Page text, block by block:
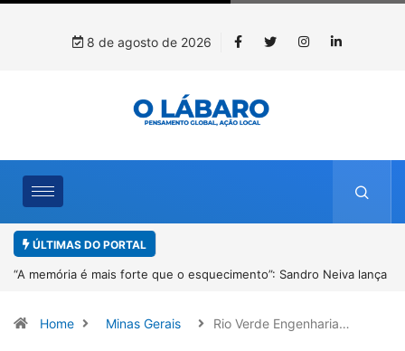
8 de agosto de 2026
ÚLTIMAS DO PORTAL
4º Fliparacatu tem inscrições abertas para o Prêmio de Redação e
Home Minas Gerais Rio Verde Engenharia…